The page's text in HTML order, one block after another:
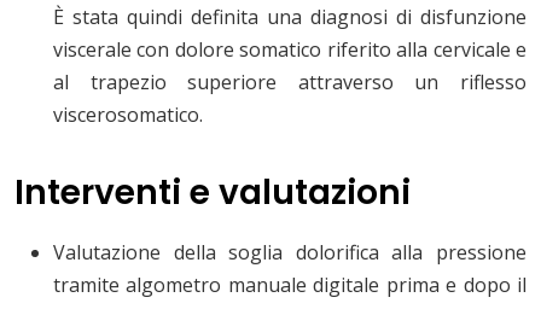
È stata quindi definita una diagnosi di disfunzione
viscerale con dolore somatico riferito alla cervicale e
al trapezio superiore attraverso un riflesso
viscerosomatico.
Interventi e valutazioni
Valutazione della soglia dolorifica alla pressione
tramite algometro manuale digitale prima e dopo il